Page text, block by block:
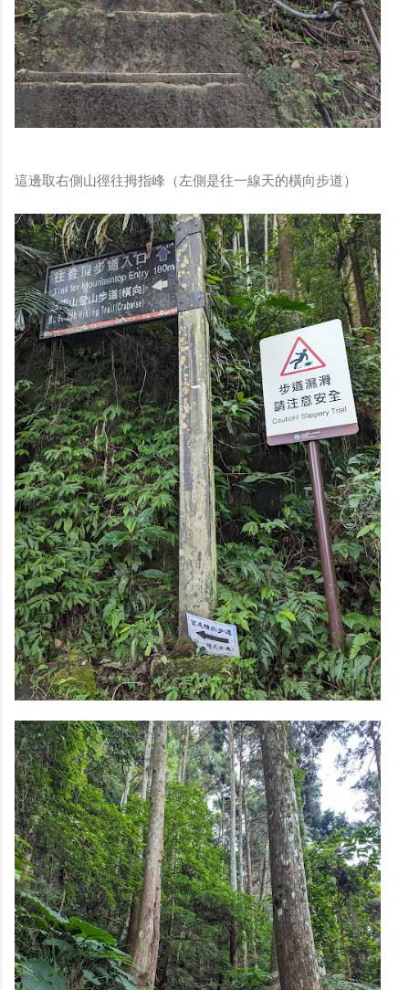
這邊取右側山徑往拇指峰（左側是往一線天的橫向步道）